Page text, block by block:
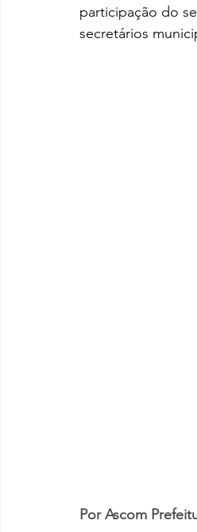
participação do
secretários
Por Ascom